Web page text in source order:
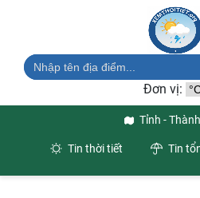
Đơn vị:
Tỉnh -
Tin thời tiết Tin